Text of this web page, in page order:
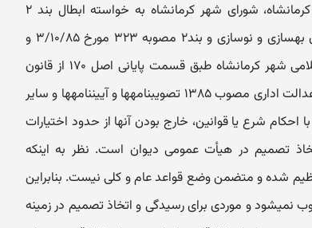
هاشمی بیگم الهی به طرفیت شهرداری کرمانشاه، شورای شهر کرمانشاه به خواسته ابطال بند ۲
مصوبه ۲۵ مورخ ۱۲/۹/۸۵ شورای سازمان بهسازی و نوسازی و بند۲ مصوبه ۳۲۳ مورخ ۳/۱۰/۸۵ و
مصوبه ۲۹۱ مورخ ۱۰/۵/۱۳۸۵ شورای اسلامی شهر کرمانشاه طبق قسمت پایانی اصل ۱۷۰ از قانون
اساسی و بند یک ماده ۱۹ از قانون دیوان عدالت اداری مصوب ۱۳۸۵ تصویب‎نامه‎ها و آیین‎نامه‎ها و سایر
احکام شرع یا قوانین، خارج بودن آنها از حدود اختیارات
تصمیم در هیأت عمومی دیوان است. نظر به اینکه
شده و متضمن وضع قواعد عام و کلی نیست. بنابراین
از مصادیق مقررات مصوبات دولتی محسوب نمی‎شود و موردی برای رسیدگی و اتخاذ تصمیم در زمینه